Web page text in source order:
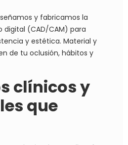
y fabricamos la
digital (CAD/CAM) para
y estética. Material y
de tu oclusión, hábitos y
clínicos y
que